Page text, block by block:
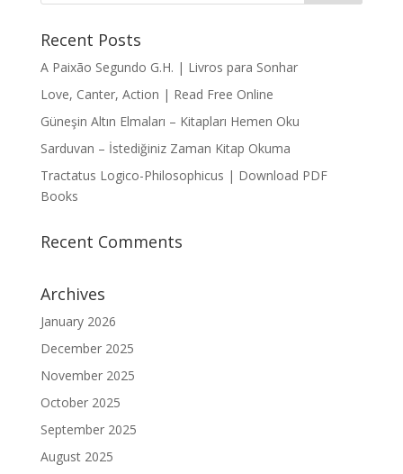
Recent Posts
A Paixão Segundo G.H. | Livros para Sonhar
Love, Canter, Action | Read Free Online
Güneşin Altın Elmaları – Kitapları Hemen Oku
Sarduvan – İstediğiniz Zaman Kitap Okuma
Tractatus Logico-Philosophicus | Download PDF
Books
Recent Comments
Archives
January 2026
December 2025
November 2025
October 2025
September 2025
August 2025